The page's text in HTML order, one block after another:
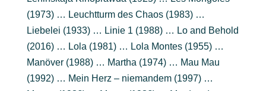
(1973) … Leuchtturm des Chaos (1983) …
Liebelei (1933) … Linie 1 (1988) … Lo and Behold
(2016) … Lola (1981) … Lola Montes (1955) …
Manöver (1988) … Martha (1974) … Mau Mau
(1992) … Mein Herz – niemandem (1997) …